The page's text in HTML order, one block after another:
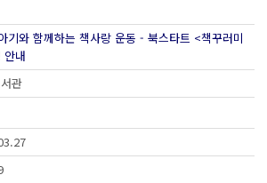
기와 함께하는 책사랑 운동 - 북스타트 <책꾸러미
안내
관